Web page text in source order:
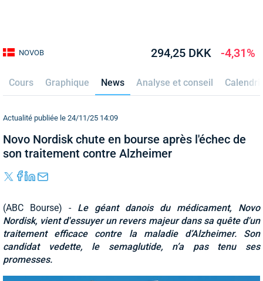
NOVOB 294,25 DKK -4,31%
Cours Graphique News Analyse et conseil
Actualité publiée le 24/11/25 14:09
Novo Nordisk chute en bourse après l'échec de
son traitement contre Alzheimer
(ABC Bourse) - Le géant danois du médicament, Novo
Nordisk, vient d'essuyer un revers majeur dans sa quête d'un
traitement efficace contre la maladie d’Alzheimer. Son
candidat vedette, le semaglutide, n’a pas tenu ses
promesses.